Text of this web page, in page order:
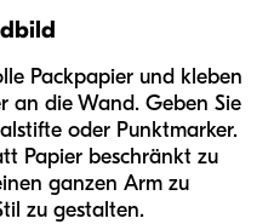
Packpapier und kleben
an die Wand. Geben Sie
oder Punktmarker.
Papier beschränkt zu
ganzen Arm zu
zu gestalten.